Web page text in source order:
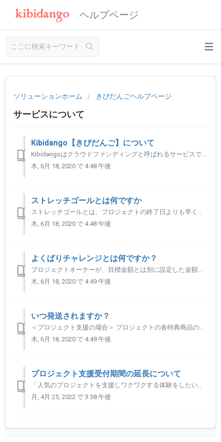
ヘルプページ
ソリューションホーム きびだんごヘルプページ
サービスについて
Kibidango【きびだんご】について
Kibidangoはクラウドファンディングと呼ばれるサービスで、「実現したいこと」 （ものづくり、量産商品化、企画の開催など）を目指す事業主やクリエイターを、 一般の方々が資金面でサポートする仕組みです。 サポーターからの支援額が目標金額に達するとプロジェクトが成立し、 プロジェクトオーナーから特典とし...
木, 6月 18, 2020 で 4:48 午後
ストレッチゴールとは何ですか
ストレッチゴールとは、プロジェクトの終了日よりも早く目標金額を達成できた際に設定される、 新たな目標です。 ストレッチゴールは、プロジェクトオーナーによって設定され、プロジェクトによっては 設定されないケースもあります。 ストレッチゴールとして掲げた金額が集まると、プロジェクトを通じて実現できることがさ...
木, 6月 18, 2020 で 4:48 午後
よくばりチャレンジとは何ですか？
プロジェクトオーナーが、目標金額とは別に設定した金額（「よくばり金額」）を集めると、 支援者の支援金額が安くなる仕組みです。 クラウドファンディングでは、プロジェクトオーナーが目標金額達成後に「ストレッチゴール」と呼ばれる "第二のゴール"となる金額を宣言し、達成すれば、製品の...
木, 6月 18, 2020 で 4:49 午後
いつ発送されますか？
＜プロジェクト支援の場合＞ プロジェクトの各特典商品のご案内箇所に、お届け時期の記載がございますのでご参照ください。 ※特典商品のご案内箇所の「もっと見る」をクリックするとお届け時期のご確認ができます。 ＜ショッピング注文の場合＞ 商品ページにお届け時期のご案内がございますのでご参照ください。
木, 6月 18, 2020 で 4:49 午後
プロジェクト支援受付期間の延長について
「人気のプロジェクトを支援しワクワクする体験をしたいと思ったら、プロジェクトがすでに終了してしまい、支援することができなかった」という経験、ありませんか？ Kibidangoでは、人気を集めたプロジェクトに限り、先に支援されたサポーターの方々に不利益が生じないことを前提として、支援受付期間を延長すること...
月, 4月 25, 2022 で 3:38 午後